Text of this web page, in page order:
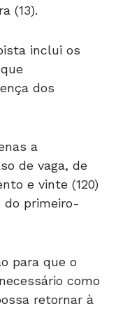
(13).
inclui os
dos
a
de vaga, de
e vinte (120)
do primeiro-
para que o
como
retornar à